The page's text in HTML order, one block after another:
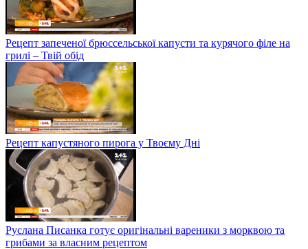
Рецепт запеченої брюссельської капусти та курячого філе на
грилі – Твій обід
Рецепт капустяного пирога у Твоєму Дні
Руслана Писанка готує оригінальні вареники з морквою та
грибами за власним рецептом